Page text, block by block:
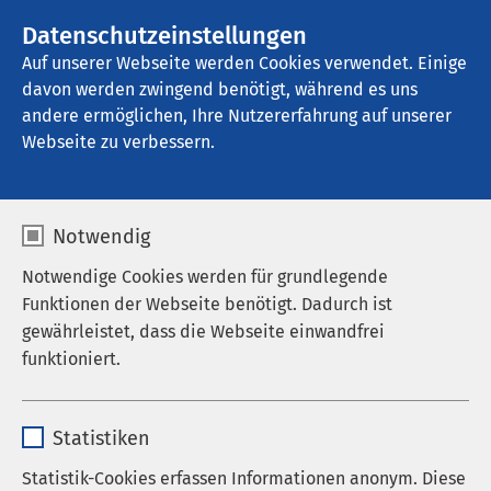
Datenschutzeinstellungen
Auf unserer Webseite werden Cookies verwendet. Einige
davon werden zwingend benötigt, während es uns
andere ermöglichen, Ihre Nutzererfahrung auf unserer
Webseite zu verbessern.
Notwendig
Notwendige Cookies werden für grundlegende
Funktionen der Webseite benötigt. Dadurch ist
gewährleistet, dass die Webseite einwandfrei
funktioniert.
Anbieter sgalinski
Statistiken
Statistik-Cookies erfassen Informationen anonym. Diese
AMEOS Klinikum Aschersleben
Anästhesiologie und
Intensivmedizin
Das Team der Klinik für Anästhesiologie und
Intensivmedizin am AMEOS Klinikum Aschersleben
zeichnet für die Durchführung von Anästhesien
(Narkosen), die Überwachung der Patientinnen und
Patienten während operativen, die